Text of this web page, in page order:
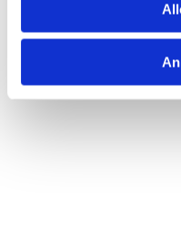
VARIANTEN